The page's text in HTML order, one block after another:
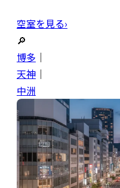
空室を見る›
🔎
博多 ｜
天神｜
中洲